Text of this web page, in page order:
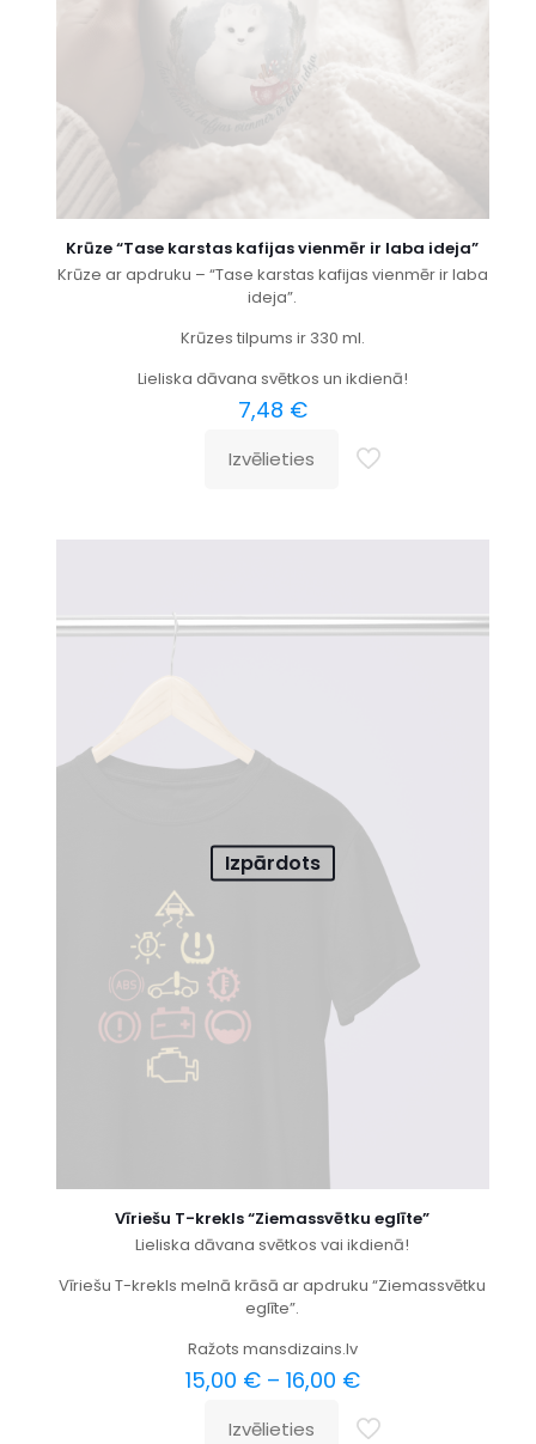
Krūze “Tase karstas kafijas vienmēr ir laba ideja”
Krūze ar apdruku – “Tase karstas kafijas vienmēr ir laba
ideja”.
Krūzes tilpums ir 330 ml.
Lieliska dāvana svētkos un ikdienā!
7,48 €
Izvēlieties
Izpārdots
Vīriešu T-krekls “Ziemassvētku eglīte”
Lieliska dāvana svētkos vai ikdienā!
Vīriešu T-krekls melnā krāsā ar apdruku “Ziemassvētku
eglīte”.
Ražots mansdizains.lv
15,00 € – 16,00 €
Izvēlieties